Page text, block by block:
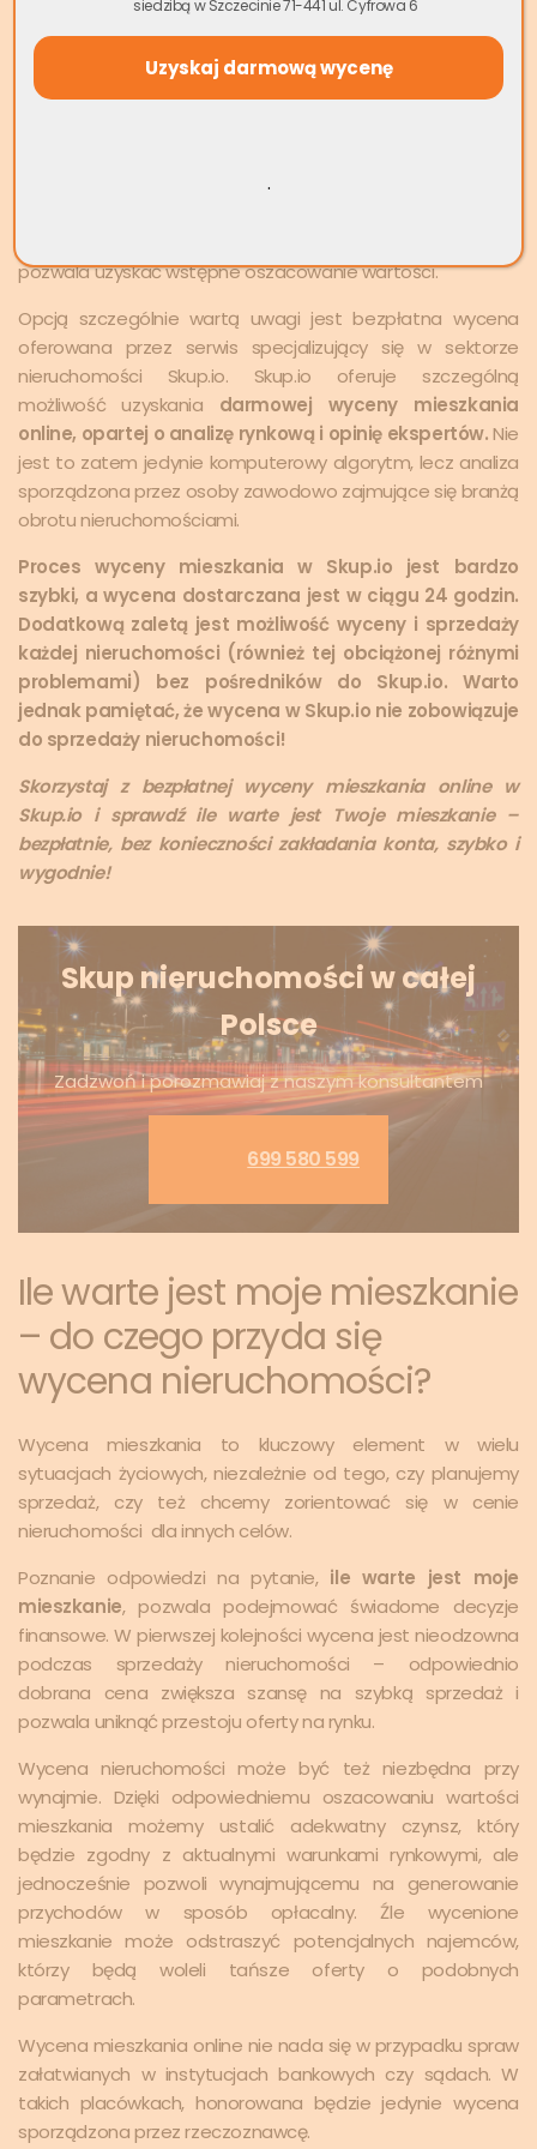
Jednym z popularniejszych narzędzi, które pozwalają
oszacować wartość mieszkania bez ponoszenia kosztów,
jest internetowykalkulatorwyceny mieszkania online
piętro oraz stan techniczny. Kalkulatory te działają na
pozwala uzyskać wstępne oszacowanie wartości.
Opcją szczególnie wartą uwagi jest bezpłatna wycena
oferowana przez serwis specjalizujący się w sektorze
nieruchomości Skup.io. Skup.io oferuje szczególną
możliwość uzyskania darmowej wyceny mieszkania
online, opartej o analizę rynkową i opinię ekspertów. Nie
jest to zatem jedynie komputerowy algorytm, lecz analiza
sporządzona przez osoby zawodowo zajmujące się branżą
obrotu nieruchomościami.
Proces wyceny mieszkania w Skup.io jest bardzo
szybki, a wycena dostarczana jest w ciągu 24 godzin.
Dodatkową zaletą jest możliwość wyceny i sprzedaży
każdej nieruchomości (również tej obciążonej różnymi
problemami) bez pośredników do Skup.io.Warto
jednak pamiętać, że wycena w Skup.io nie zobowiązuje
do sprzedaży nieruchomości!
Skorzystaj z bezpłatnej wyceny mieszkania online w
Skup.io i sprawdź ile warte jest Twoje mieszkanie –
bezpłatnie, bez konieczności zakładania konta, szybko i
wygodnie!
Skup nieruchomości w całej
Polsce
Zadzwoń i porozmawiaj z naszym konsultantem
699 580 599
Ile warte jest moje mieszkanie
– do czego przyda się
wycena nieruchomości?
Wycena mieszkania to kluczowy element w wielu
sytuacjach życiowych, niezależnie od tego, czy planujemy
sprzedaż, czy też chcemy zorientować się w cenie
nieruchomości dla innych celów.
Poznanie odpowiedzi na pytanie, ile warte jest moje
mieszkanie, pozwala podejmować świadome decyzje
finansowe. W pierwszej kolejności wycena jest nieodzowna
podczas sprzedaży nieruchomości – odpowiednio
dobrana cena zwiększa szansę na szybką sprzedaż i
pozwala uniknąć przestoju oferty na rynku.
Wycena nieruchomości może być też niezbędna przy
wynajmie. Dzięki odpowiedniemu oszacowaniu wartości
mieszkania możemy ustalić adekwatny czynsz, który
będzie zgodny z aktualnymi warunkami rynkowymi, ale
jednocześnie pozwoli wynajmującemu na generowanie
przychodów w sposób opłacalny. Źle wycenione
mieszkanie może odstraszyć potencjalnych najemców,
którzy będą woleli tańsze oferty o podobnych
parametrach.
Wycena mieszkania online nie nada się w przypadku spraw
załatwianych w instytucjach bankowych czy sądach. W
takich placówkach, honorowana będzie jedynie wycena
sporządzona przez rzeczoznawcę.
siedzibą w Szczecinie 71-441 ul. Cyfrowa 6
.